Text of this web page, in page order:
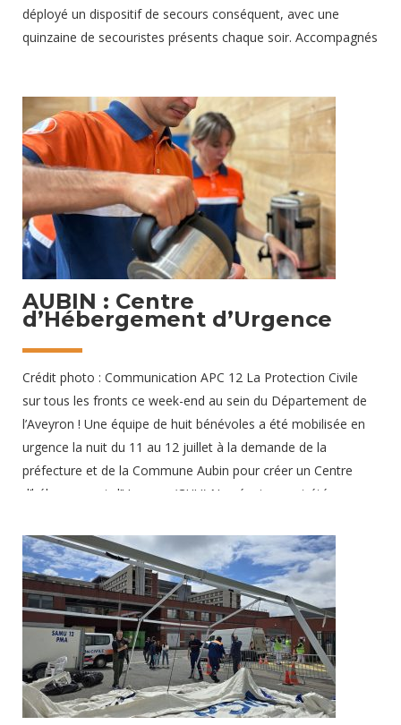
déployé un dispositif de secours conséquent, avec une
quinzaine de secouristes présents chaque soir. Accompagnés
les participants et assurer une prise en charge rapide en cas
d’incident. Un dispositif adapté et une collaboration efficace
Durant la F’Estivada, notre équipe a travaillé en
16 juillet 2024
AUBIN : Centre
d’Hébergement d’Urgence
Crédit photo : Communication APC 12 La Protection Civile
sur tous les fronts ce week-end au sein du Département de
l’Aveyron ! Une équipe de huit bénévoles a été mobilisée en
urgence la nuit du 11 au 12 juillet à la demande de la
préfecture et de la Commune Aubin pour créer un Centre
d’hébergement d’Urgence (CHU).Nos équipes ont été
le secteur de la Ville de Decazeville. Plusieurs familles ont été
hébergées pour la nuit au cœur d’un gymnase de la
commune d’Aubin. Deux engins dont un véhicule de
reconnaissance 4×4
16 juillet 2024